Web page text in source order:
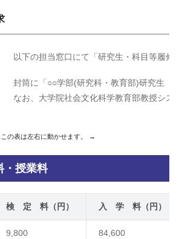
以下の担当窓口にて「研究生・科目等履
封筒に「○○学部(研究科・教育部)研究生（
なお、大学院社会文化科学教育部教授シ
・授業料
検 定 料（円） 入 学 料（円）
9,800 84,600